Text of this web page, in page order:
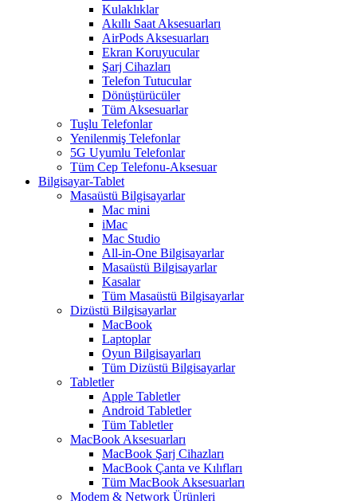
Kulaklıklar
Akıllı Saat Aksesuarları
AirPods Aksesuarları
Ekran Koruyucular
Şarj Cihazları
Telefon Tutucular
Dönüştürücüler
Tüm Aksesuarlar
Tuşlu Telefonlar
Yenilenmiş Telefonlar
5G Uyumlu Telefonlar
Tüm Cep Telefonu-Aksesuar
Bilgisayar-Tablet
Masaüstü Bilgisayarlar
Mac mini
iMac
Mac Studio
All-in-One Bilgisayarlar
Masaüstü Bilgisayarlar
Kasalar
Tüm Masaüstü Bilgisayarlar
Dizüstü Bilgisayarlar
MacBook
Laptoplar
Oyun Bilgisayarları
Tüm Dizüstü Bilgisayarlar
Tabletler
Apple Tabletler
Android Tabletler
Tüm Tabletler
MacBook Aksesuarları
MacBook Şarj Cihazları
MacBook Çanta ve Kılıfları
Tüm MacBook Aksesuarları
Modem & Network Ürünleri